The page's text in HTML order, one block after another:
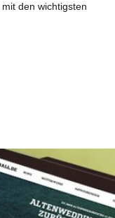
mit den wichtigsten